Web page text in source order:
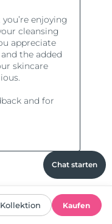
Chat starten
Kollektion Kaufen